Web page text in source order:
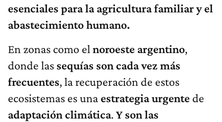
esenciales para la agricultura familiar y el
abastecimiento humano.
En zonas como el noroeste argentino,
donde las sequías soncadavezmás
frecuentes, la recuperación de estos
ecosistemas es una estrategiaurgente de
adaptaciónclimática.Y son las